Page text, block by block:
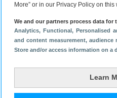
More” or in our Privacy Policy on this
We and our partners process data
Analytics, Functional, Personalised
and content measurement, audience
Store and/or access information on a
Learn